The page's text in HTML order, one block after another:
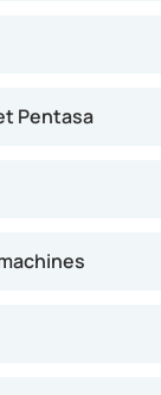
Pentasa